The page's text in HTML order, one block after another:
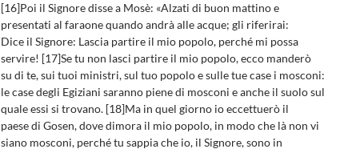
[16]Poi il Signore disse a Mosè: «Alzati di buon mattino e
presentati al faraone quando andrà alle acque; gli riferirai:
Dice il Signore: Lascia partire il mio popolo, perché mi possa
servire! [17]Se tu non lasci partire il mio popolo, ecco manderò
su di te, sui tuoi ministri, sul tuo popolo e sulle tue case i mosconi:
le case degli Egiziani saranno piene di mosconi e anche il suolo sul
quale essi si trovano. [18]Ma in quel giorno io eccettuerò il
paese di Gosen, dove dimora il mio popolo, in modo che là non vi
siano mosconi, perché tu sappia che io, il Signore, sono in